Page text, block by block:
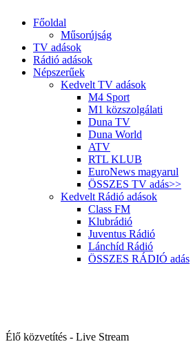
Főoldal
Műsorújság
TV adások
Rádió adások
Népszerűek
Kedvelt TV adások
M4 Sport
M1 közszolgálati
Duna TV
Duna World
ATV
RTL KLUB
EuroNews magyarul
ÖSSZES TV adás>>
Kedvelt Rádió adások
Class FM
Klubrádió
Juventus Rádió
Lánchíd Rádió
ÖSSZES RÁDIÓ adás
Élő közvetítés - Live Stream